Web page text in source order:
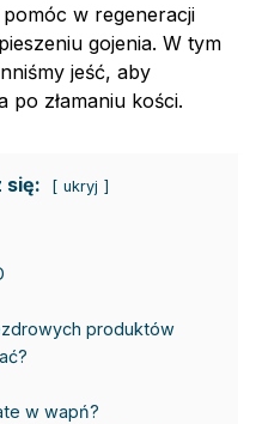
pomóc w regeneracji
gojenia. W tym
jeść, aby
po złamaniu kości.
się: ukryj
produktów
w wapń?